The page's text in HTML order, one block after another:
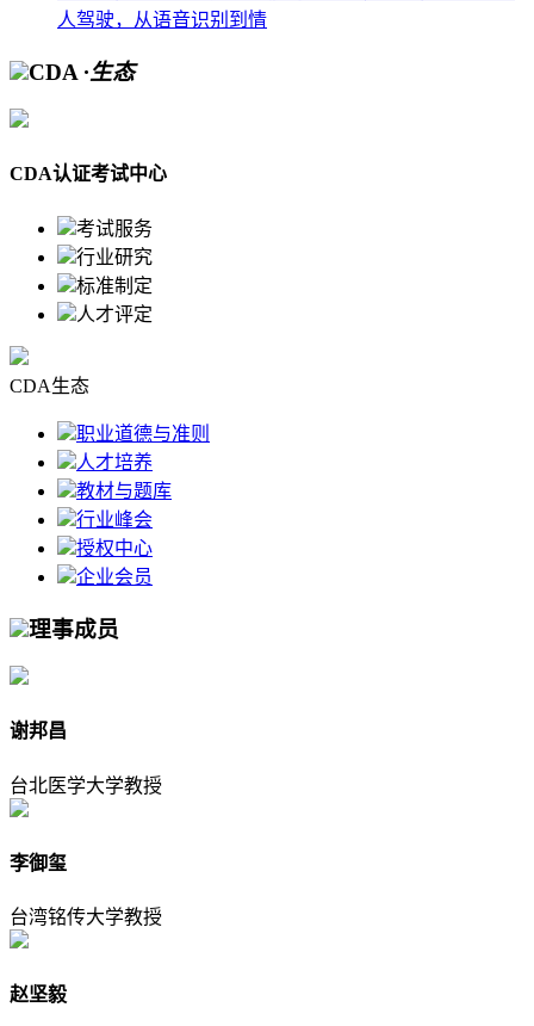
人驾驶，从语音识别到情
CDA ·生态
CDA认证考试中心
考试服务
行业研究
标准制定
人才评定
CDA生态
职业道德与准则
人才培养
教材与题库
行业峰会
授权中心
企业会员
理事成员
谢邦昌
台北医学大学教授
李御玺
台湾铭传大学教授
赵坚毅